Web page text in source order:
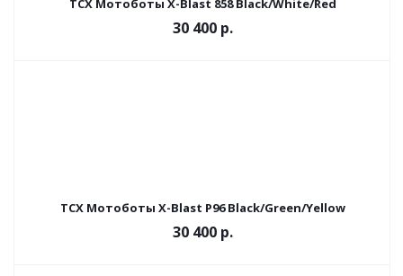
TCX Мотоботы X-Blast 858 Black/White/Red
30 400 р.
TCX Мотоботы X-Blast P96 Black/Green/Yellow
30 400 р.